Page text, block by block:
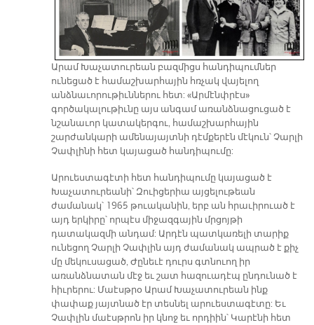
Արամ Խաչատուրեան բազմիցս հանդիպումներ
ունեցած է համաշխարհային հռչակ վայելող
անձնաւորութիւններու հետ: «Արմէնփրէս»
գործակալութիւնը այս անգամ առանձնացուցած է
նշանաւոր կատակերգու, համաշխարհային
շարժանկարի ամենայայտնի դէմքերէն մէկուն՝ Չարլի
Չափլինի հետ կայացած հանդիպումը:
Արուեստագէտի հետ հանդիպումը կայացած է
Խաչատուրեանի՝ Զուիցերիա այցելութեան
ժամանակ՝ 1965 թուականին, երբ ան հրաւիրուած է
այդ երկիրը՝ որպէս միջազգային մրցոյթի
դատակազմի անդամ: Արդէն պատկառելի տարիք
ունեցող Չարլի Չափլին այդ ժամանակ ապրած է քիչ
մը մեկուսացած, Ժընեւէ դուրս գտնուող իր
առանձնատան մէջ եւ շատ հազուադէպ ընդունած է
հիւրերու: Մաէսթրօ Արամ Խաչատուրեան ինք
փափաք յայտնած էր տեսնել արուեստագէտը: Եւ
Չափլին մաէսթրոն իր կնոջ եւ որդիին՝ Կարէնի հետ